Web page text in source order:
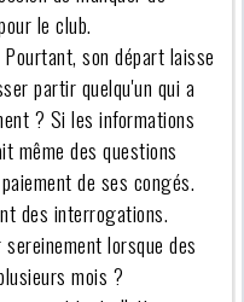
le club.
Pourtant, son départ laisse
partir quelqu'un qui a
? Si les informations
même des questions
de ses congés.
des interrogations.
lorsque des
mois ?